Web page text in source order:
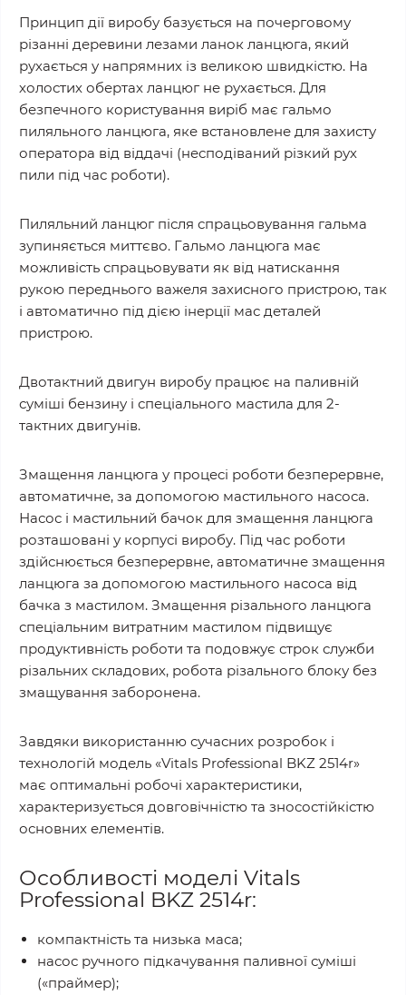
Принцип дії виробу базується на почерговому
різанні деревини лезами ланок ланцюга, який
рухається у напрямних із великою швидкістю. На
холостих обертах ланцюг не рухається. Для
безпечного користування виріб має гальмо
пиляльного ланцюга, яке встановлене для захисту
оператора від віддачі (несподіваний різкий рух
пили під час роботи).
Пиляльний ланцюг після спрацьовування гальма
зупиняється миттєво. Гальмо ланцюга має
можливість спрацьовувати як від натискання
рукою переднього важеля захисного пристрою, так
і автоматично під дією інерції мас деталей
пристрою.
Двотактний двигун виробу працює на паливній
суміші бензину і спеціального мастила для 2-
тактних двигунів.
Змащення ланцюга у процесі роботи безперервне,
автоматичне, за допомогою мастильного насоса.
Насос і мастильний бачок для змащення ланцюга
розташовані у корпусі виробу. Під час роботи
здійснюється безперервне, автоматичне змащення
ланцюга за допомогою мастильного насоса від
бачка з мастилом. Змащення різального ланцюга
спеціальним витратним мастилом підвищує
продуктивність роботи та подовжує строк служби
різальних складових, робота різального блоку без
змащування заборонена.
Завдяки використанню сучасних розробок і
технологій модель «Vitals Professional BKZ 2514r»
має оптимальні робочі характеристики,
характеризується довговічністю та зносостійкістю
основних елементів.
Особливості моделі Vitals
Professional BKZ 2514r:
компактність та низька маса;
насос ручного підкачування паливної суміші
(«праймер);